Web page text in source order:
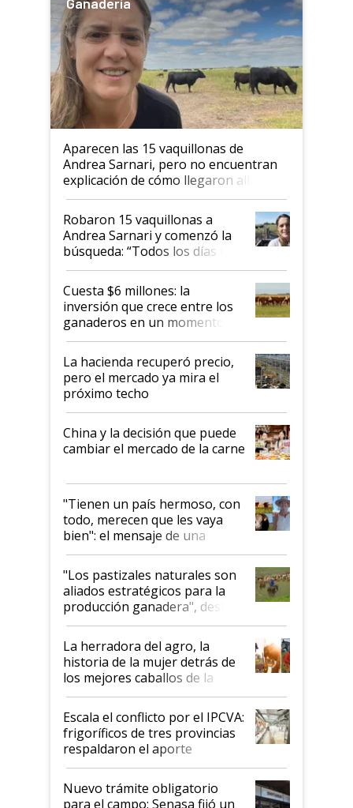
Aparecen las 15 vaquillonas de
Andrea Sarnari, pero no encuentran
explicación de cómo llegaron allí
Robaron 15 vaquillonas a
Andrea Sarnari y comenzó la
búsqueda: “Todos los días le
toca a algún productor”
Cuesta $6 millones: la
inversión que crece entre los
ganaderos en un momento
histórico para la actividad
La hacienda recuperó precio,
pero el mercado ya mira el
próximo techo
China y la decisión que puede
cambiar el mercado de la carne
"Tienen un país hermoso, con
todo, merecen que les vaya
bien": el mensaje de una
ganadera uruguaya sobre las
oportunidades que se abren
para el agro en Argentina, con
foco en la carne
"Los pastizales naturales son
aliados estratégicos para la
producción ganadera", destaca
la iniciativa que ya reúne a 46
establecimientos en Argentina
La herradora del agro, la
historia de la mujer detrás de
los mejores caballos de la
Argentina y los mitos que
todavía hacen sufrir a estos
animales: "Mientras me
descalificaban, yo seguí
haciendo currículum"
Escala el conflicto por el IPCVA:
frigoríficos de tres provincias
respaldaron el aporte
obligatorio
Nuevo trámite obligatorio
para el campo: Senasa fijó un